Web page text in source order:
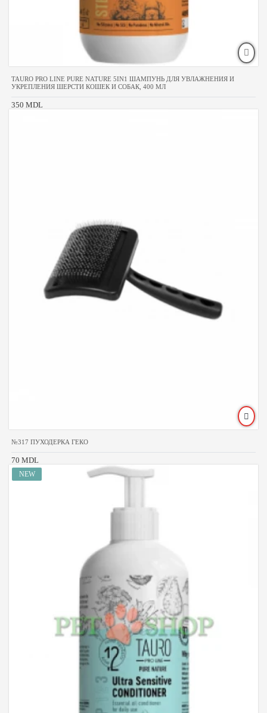
TAURO PRO LINE PURE NATURE 5IN1 ШАМПУНЬ ДЛЯ УВЛАЖНЕНИЯ И
УКРЕПЛЕНИЯ ШЕРСТИ КОШЕК И СОБАК, 400 МЛ
350 MDL
№317 ПУХОДЕРКА ГЕКО
70 MDL